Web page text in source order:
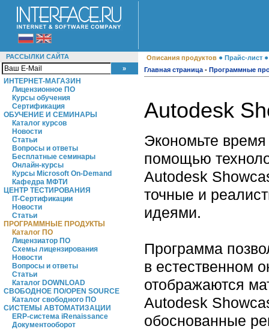
РАССЫЛКИ САЙТА
ИНТЕРНЕТ-МАГАЗИН
Лицензионное ПО
Курсы обучения
Сертификация
ОБУЧЕНИЕ И СЕМИНАРЫ
Каталог курсов
Новости
Статьи
Вопросы и ответы
Бесплатные семинары
Онлайн-курсы
Курсы Microsoft On-Demand
Кафедра МФТИ
ЦЕНТР ТЕСТИРОВАНИЯ
IT-Сертификации
Новости
Статьи
ПРОГРАММНЫЕ ПРОДУКТЫ
Каталог ПО
Лицензиатор ПО
Схемы лицензирования
Новости
Вопросы и ответы
Статьи
Каталог DOWNLOAD
СВОБОДНОЕ ПО/OPEN SOURCE
Каталог свободного ПО
СИСТЕМЫ АВТОМАТИЗАЦИИ
ERP-система iRenaissance
Документооборот
Описания продуктов ● Прайс-лист
Главная страница - Программные
Autodesk
Экономьте
помощью
Autodesk
точные и
идеями.
Программа
в естественном
отображаются
Autodesk
обоснованные